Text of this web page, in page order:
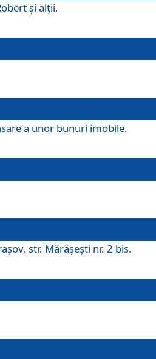
şi alţii.
a unor bunuri imobile.
str. Mărăşeşti nr. 2 bis.